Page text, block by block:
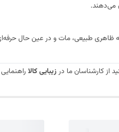
می‌دهند.
ظاهری طبیعی، مات و در عین حال
از کارشناسان ما درزیبایی کالا